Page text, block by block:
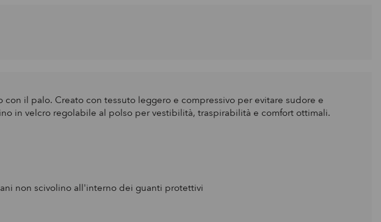
il palo. Creato con tessuto leggero e compressivo per evitare sudore e
in velcro regolabile al polso per vestibilità, traspirabilità e comfort ottimali.
non scivolino all'interno dei guanti protettivi